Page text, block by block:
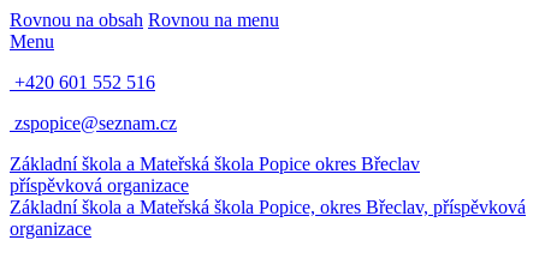
Rovnou na obsah Rovnou na menu
Menu
+420 601 552 516
zspopice@seznam.cz
Základní škola a Mateřská škola Popice okres Břeclav
příspěvková organizace
Základní škola a Mateřská škola Popice, okres Břeclav, příspěvková
organizace